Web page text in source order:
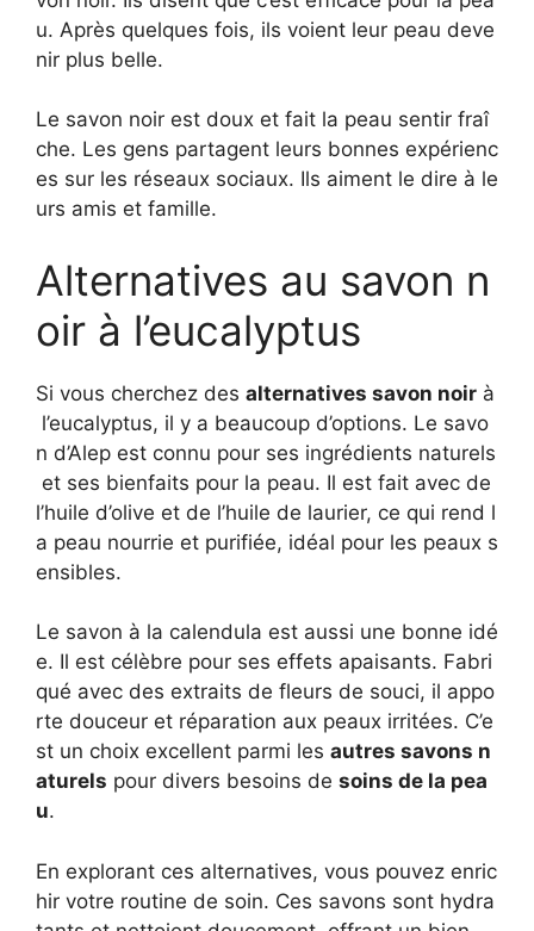
u. Après quelques fois, ils voient leur peau deve
nir plus belle.
Le savon noir est doux et fait la peau sentir fraî
che. Les gens partagent leurs bonnes expérienc
es sur les réseaux sociaux. Ils aiment le dire à le
urs amis et famille.
Alternatives au savon n
oir à l’eucalyptus
Si vous cherchez des alternatives savon noir à
l’eucalyptus, il y a beaucoup d’options. Le savo
n d’Alep est connu pour ses ingrédients naturels
et ses bienfaits pour la peau. Il est fait avec de
l’huile d’olive et de l’huile de laurier, ce qui rend l
a peau nourrie et purifiée, idéal pour les peaux s
ensibles.
Le savon à la calendula est aussi une bonne idé
e. Il est célèbre pour ses effets apaisants. Fabri
qué avec des extraits de fleurs de souci, il appo
rte douceur et réparation aux peaux irritées. C’e
st un choix excellent parmi les autres savons n
aturels pour divers besoins de soins de la pea
u.
En explorant ces alternatives, vous pouvez enric
hir votre routine de soin. Ces savons sont hydra